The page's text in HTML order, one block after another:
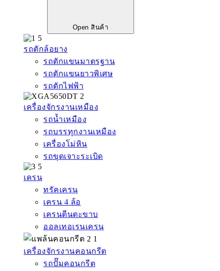
Open สินค้า
รถตักล้อยาง
รถตักแขนมาตรฐาน
รถตักแขนยาวพิเศษ
รถตักไฟฟ้า
เครื่องจักรงานเหมือง
รถน้ำเหมือง
รถบรรทุกงานเหมือง
เครื่องโม่หิน
รถขุดเจาะระเบิด
เครน
ทรัคเครน
เครน 4 ล้อ
เครนตีนตะขาบ
ออลเทอเรนเครน
เครื่องจักรงานคอนกรีต
รถปั๊มคอนกรีต